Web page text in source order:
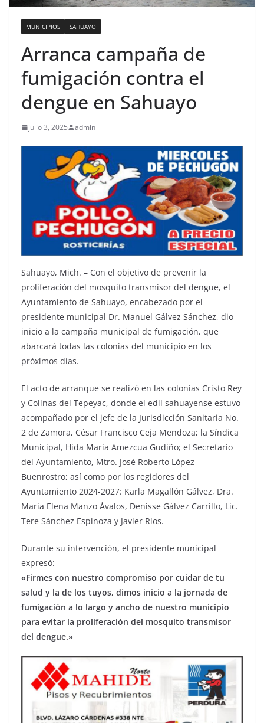
MUNICIPIOS SAHUAYO
Arranca campaña de
fumigación contra el
dengue en Sahuayo
julio 3, 2025 admin
Sahuayo, Mich. – Con el objetivo de prevenir la
proliferación del mosquito transmisor del dengue, el
Ayuntamiento de Sahuayo, encabezado por el
presidente municipal Dr. Manuel Gálvez Sánchez, dio
inicio a la campaña municipal de fumigación, que
abarcará todas las colonias del municipio en los
próximos días.
El acto de arranque se realizó en las colonias Cristo Rey
y Colinas del Tepeyac, donde el edil sahuayense estuvo
acompañado por el jefe de la Jurisdicción Sanitaria No.
2 de Zamora, César Francisco Ceja Mendoza; la Síndica
Municipal, Hida María Amezcua Gudiño; el Secretario
del Ayuntamiento, Mtro. José Roberto López
Buenrostro; así como por los regidores del
Ayuntamiento 2024-2027: Karla Magallón Gálvez, Dra.
María Elena Manzo Ávalos, Denisse Gálvez Carrillo, Lic.
Tere Sánchez Espinoza y Javier Ríos.
Durante su intervención, el presidente municipal
expresó:
«Firmes con nuestro compromiso por cuidar de tu
salud y la de los tuyos, dimos inicio a la jornada de
fumigación a lo largo y ancho de nuestro municipio
para evitar la proliferación del mosquito transmisor
del dengue.»